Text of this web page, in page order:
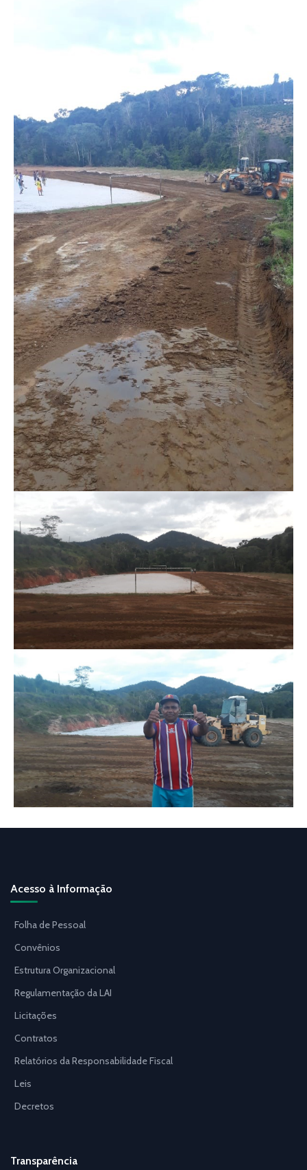
Acesso à Informação
Folha de Pessoal
Convênios
Estrutura Organizacional
Regulamentação da LAI
Licitações
Contratos
Relatórios da Responsabilidade Fiscal
Leis
Decretos
Transparência